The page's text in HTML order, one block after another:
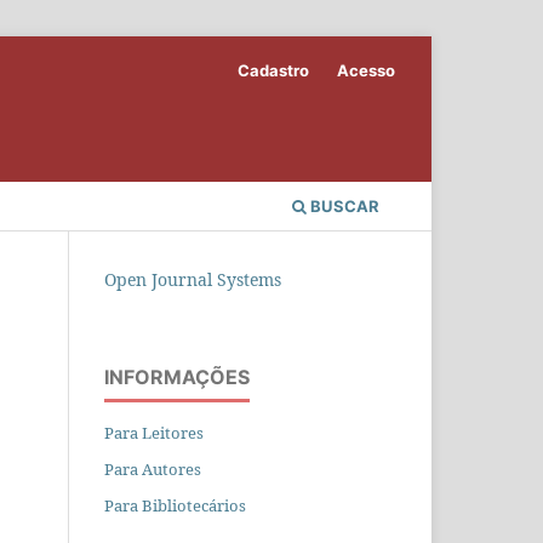
BUSCAR
Cadastro Acesso
Open Journal Systems
INFORMAÇÕES
Para Leitores
Para Autores
Para Bibliotecários